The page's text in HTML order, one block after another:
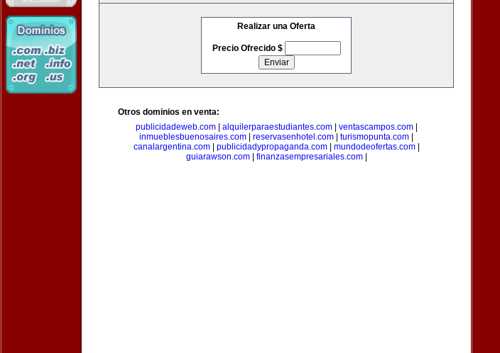
Realizar una Oferta
Precio Ofrecido $
Otros dominios en venta:
publicidadeweb.com| alquilerparaestudiantes.com| ventascampos.com|
inmueblesbuenosaires.com
reservasenhotel.com turismopunta.com
canalargentina.com| publicidadypropaganda.com| mundodeofertas.com|
guiarawson.com| finanzasempresariales.com|